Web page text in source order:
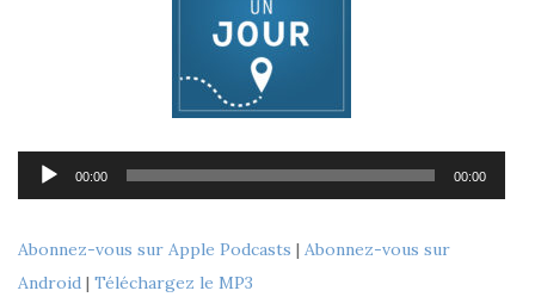
Lecteur
audio
00:00 00:00
Abonnez-vous sur Apple Podcasts | Abonnez-vous sur
Android | Téléchargez le MP3